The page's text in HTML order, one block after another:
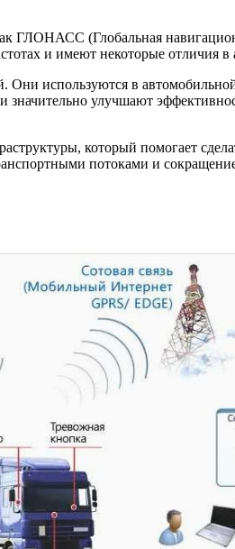
ГЛОНАСС (Глобальная
и имеют некоторые отличия в
используются в
улучшают
который помогает
потоками и